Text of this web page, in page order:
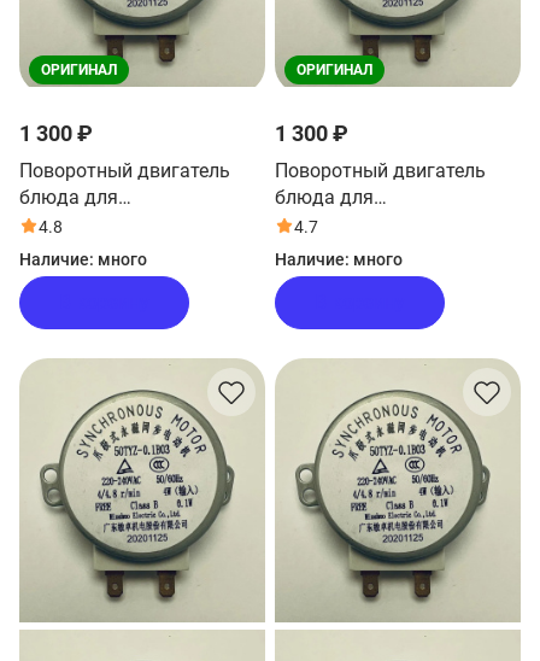
ОРИГИНАЛ
1 300 ₽
Поворотный двигатель
блюда для
микроволновой печи Haier
HMX-BTG259X
4.8
Наличие: много
ОРИГИНАЛ
1 300 ₽
Поворотный двигатель
блюда для
микроволновой печи Haier
HMX-BTG259W
4.7
Наличие: много